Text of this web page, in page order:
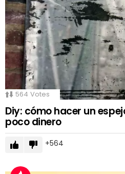
564 Votes
Diy: cómo hacer un
poco dinero
564